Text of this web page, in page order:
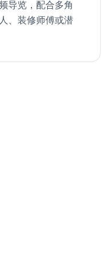
导览，配合多角
、装修师傅或潜